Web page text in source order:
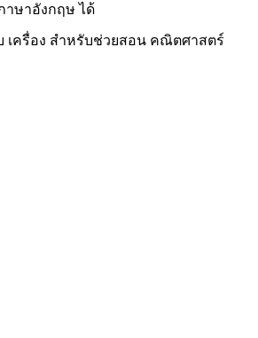
าษาอังกฤษ ได้
เครื่อง สำหรับช่วยสอน คณิตศาสตร์